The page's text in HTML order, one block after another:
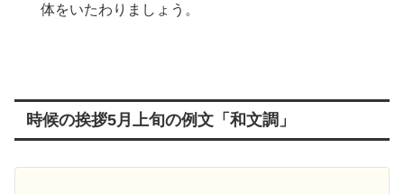
体をいたわりましょう。
時候の挨拶5月上旬の例文「和文調」